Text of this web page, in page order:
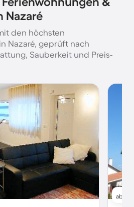
Nazaré
den höchsten
Nazaré, geprüft nach
Sauberkeit und Preis-
ab